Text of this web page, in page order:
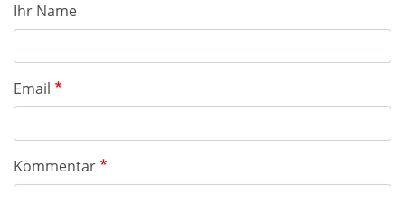
Ihr Name
Email
Kommentar